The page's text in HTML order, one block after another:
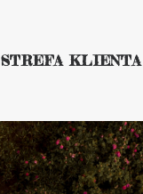
STREFA KLIENTA